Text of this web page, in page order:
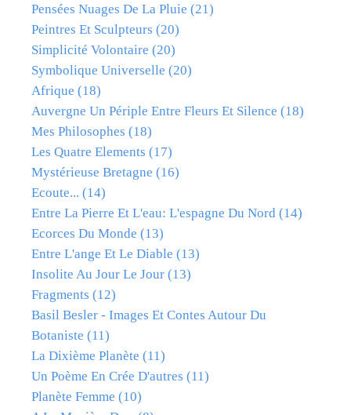
Pensées Nuages De La Pluie (21)
Peintres Et Sculpteurs (20)
Simplicité Volontaire (20)
Symbolique Universelle (20)
Afrique (18)
Auvergne Un Périple Entre Fleurs Et Silence (18)
Mes Philosophes (18)
Les Quatre Elements (17)
Mystérieuse Bretagne (16)
Ecoute... (14)
Entre La Pierre Et L'eau: L'espagne Du Nord (14)
Ecorces Du Monde (13)
Entre L'ange Et Le Diable (13)
Insolite Au Jour Le Jour (13)
Fragments (12)
Basil Besler - Images Et Contes Autour Du
Botaniste (11)
La Dixième Planète (11)
Un Poème En Crée D'autres (11)
Planète Femme (10)